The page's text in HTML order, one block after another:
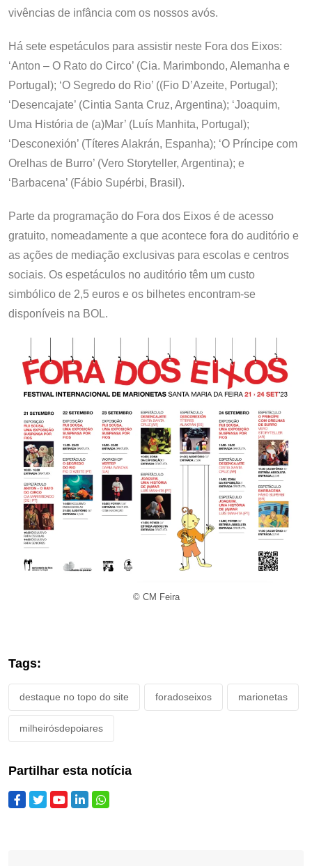
vivências de infância com os nossos avós.
Há sete espetáculos para assistir neste Fora dos Eixos:
‘Anton – O Rato do Circo’ (Cia. Marimbondo, Alemanha e
Portugal); ‘O Segredo do Rio’ ((Fio D’Azeite, Portugal);
‘Desencajate’ (Cintia Santa Cruz, Argentina); ‘Joaquim,
Uma História de (a)Mar’ (Luís Manhita, Portugal);
‘Desconexión’ (Títeres Alakrán, Espanha); ‘O Príncipe com
Orelhas de Burro’ (Vero Storyteller, Argentina); e
‘Barbacena’ (Fábio Supérbi, Brasil).
Parte da programação do Fora dos Eixos é de acesso
gratuito, nomeadamente a que acontece fora do auditório e
as ações de mediação exclusivas para escolas e centros
sociais. Os espetáculos no auditório têm um custo
simbólico de 2,5 euros e os bilhetes encontram-se
disponíveis na BOL.
© CM Feira
Tags:
destaque no topo do site foradoseixos marionetas
milheirósdepoiares
Partilhar esta notícia